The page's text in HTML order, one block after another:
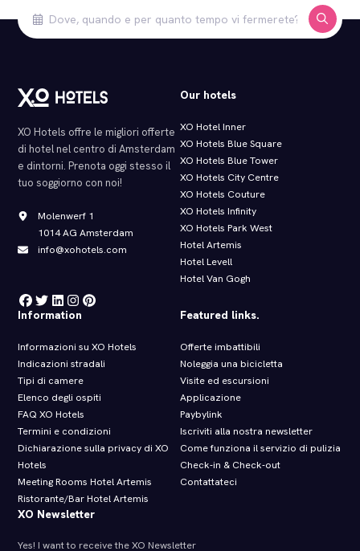
XO Hotels offre le migliori offerte
di hotel nel centro di Amsterdam
e dintorni. Prenota oggi stesso il
tuo soggiorno con noi!
Molenwerf 1
1014 AG Amsterdam
info@xohotels.com
Our hotels
XO Hotel Inner
XO Hotels Blue Square
XO Hotels Blue Tower
XO Hotels City Centre
XO Hotels Couture
XO Hotels Infinity
XO Hotels Park West
Hotel Artemis
Hotel Levell
Hotel Van Gogh
Information
Informazioni su XO Hotels
Indicazioni stradali
Tipi di camere
Elenco degli ospiti
FAQ XO Hotels
Termini e condizioni
Dichiarazione sulla privacy di XO
Hotels
Meeting Rooms Hotel Artemis
Ristorante/Bar Hotel Artemis
Featured links.
Offerte imbattibili
Noleggia una bicicletta
Visite ed escursioni
Applicazione
Paybylink
Iscriviti alla nostra newsletter
Come funziona il servizio di pulizia
Check‑in & Check‑out
Contattateci
XO Newsletter
Yes! I want to receive the XO Newsletter